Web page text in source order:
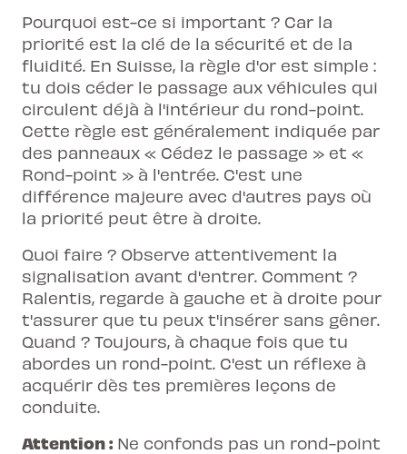
Pourquoi est-ce si important ? Car la
priorité est la clé de la sécurité et de la
fluidité. En Suisse, la règle d'or est simple :
tu dois céder le passage aux véhicules qui
circulent déjà à l'intérieur du rond-point.
Cette règle est généralement indiquée par
des panneaux « Cédez le passage » et «
Rond-point » à l'entrée. C'est une
différence majeure avec d'autres pays où
la priorité peut être à droite.
Quoi faire ? Observe attentivement la
signalisation avant d'entrer. Comment ?
Ralentis, regarde à gauche et à droite pour
t'assurer que tu peux t'insérer sans gêner.
Quand ? Toujours, à chaque fois que tu
abordes un rond-point. C'est un réflexe à
acquérir dès tes premières leçons de
conduite.
Attention : Ne confonds pas un rond-point